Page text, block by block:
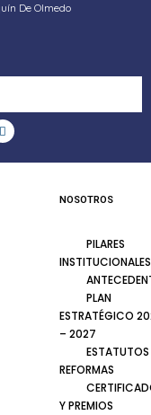
De Olmedo
NOSOTROS
PILARES
INSTITUCIONALES
PLAN
ESTRATÉGICO
– 2027
ESTATUTOS
REFORMAS
Y PREMIOS